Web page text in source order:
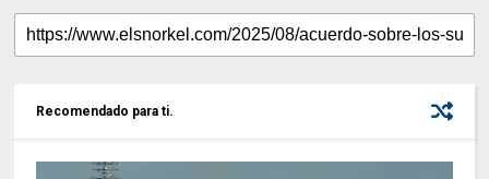
Recomendado para ti.